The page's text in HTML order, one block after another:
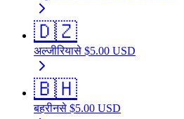
🇩🇿
अल्जीरियासे $5.00 USD
🇧🇭
बहरीनसे $5.00 USD